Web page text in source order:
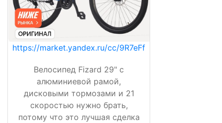
https://market.yandex.ru/cc/9R7eFf
Велосипед Fizard 29" с
алюминиевой рамой,
дисковыми тормозами и 21
скоростью нужно брать,
потому что это лучшая сделка